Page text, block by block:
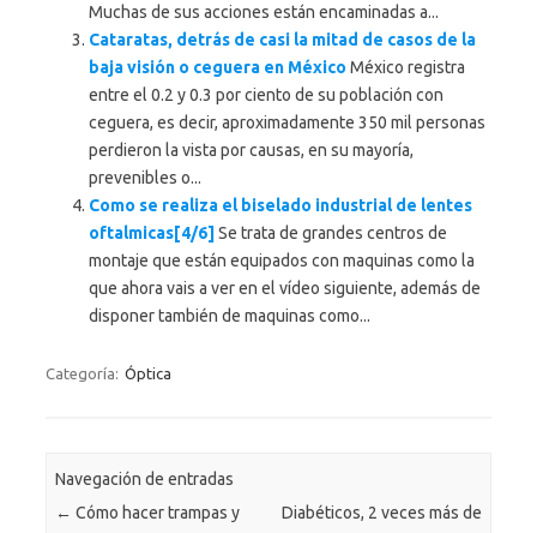
Muchas de sus acciones están encaminadas a...
Cataratas, detrás de casi la mitad de casos de la
baja visión o ceguera en México México registra
entre el 0.2 y 0.3 por ciento de su población con
ceguera, es decir, aproximadamente 350 mil personas
perdieron la vista por causas, en su mayoría,
prevenibles o...
Como se realiza el biselado industrial de lentes
oftalmicas[4/6] Se trata de grandes centros de
montaje que están equipados con maquinas como la
que ahora vais a ver en el vídeo siguiente, además de
disponer también de maquinas como...
Categoría: Óptica
Navegación de entradas
← Cómo hacer trampas y
Diabéticos, 2 veces más de